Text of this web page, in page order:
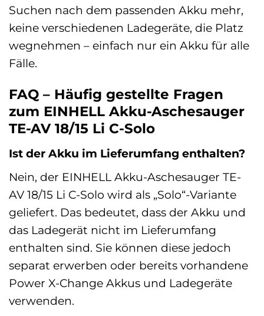
Suchen nach dem passenden Akku mehr,
keine verschiedenen Ladegeräte, die Platz
wegnehmen – einfach nur ein Akku für alle
Fälle.
FAQ – Häufig gestellte Fragen
zum EINHELL Akku-Aschesauger
TE-AV 18/15 Li C-Solo
Ist der Akku im Lieferumfang enthalten?
Nein, der EINHELL Akku-Aschesauger TE-
AV 18/15 Li C-Solo wird als „Solo“-Variante
geliefert. Das bedeutet, dass der Akku und
das Ladegerät nicht im Lieferumfang
enthalten sind. Sie können diese jedoch
separat erwerben oder bereits vorhandene
Power X-Change Akkus und Ladegeräte
verwenden.